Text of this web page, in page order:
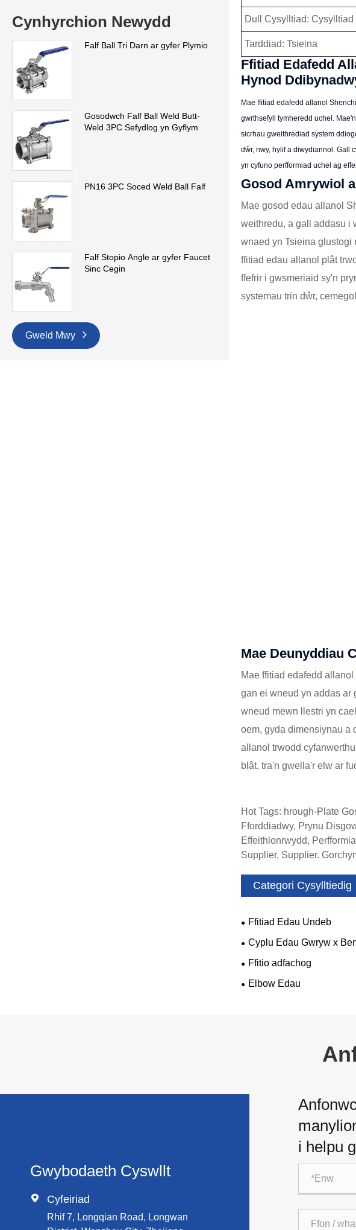
Cynhyrchion Newydd
Falf Ball Tri Darn ar gyfer Plymio
Gosodwch Falf Ball Weld Butt-
Weld 3PC Sefydlog yn Gyflym
PN16 3PC Soced Weld Ball Falf
Falf Stopio Angle ar gyfer Faucet
Sinc Cegin
Gweld Mwy
Dull Cysylltiad: Cysylltiad
Tarddiad: Tsieina
Ffitiad Edafedd
Hynod
Mae ffitiad edafedd allanol
gwrthsefyll tymheredd uchel.
sicrhau gweithrediad system
dŵr, nwy, hylif a diwydiannol. Gall
yn cyfuno perfformiad uchel ag
Gosod Amrywiol
Mae gosod edau allanol
weithredu, a gall addasu i
wnaed yn Tsieina glustogi
ffitiad edau allanol plât
ffefrir i gwsmeriaid sy'n
systemau trin dŵr,
Mae Deunyddiau
Mae ffitiad edafedd
gan ei wneud yn addas ar
wneud mewn llestri yn
oem, gyda dimensiynau a
allanol trwodd
blât, tra'n gwella'r elw ar
Hot Tags: hrough-Plate
Fforddiadwy, Prynu
Effeithlonrwydd,
Supplier, Supplier.
Categori Cysylltiedig
Ffitiad Edau Undeb
Cyplu Edau Gwryw x
Ffitio adfachog
Elbow Edau
Gwybodaeth Cyswllt
 Cyfeiriad
Rhif 7, Longqian Road, Longwan
i helpu